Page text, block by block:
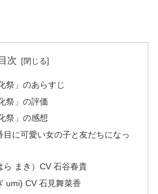
目次
祭」のあらすじ
祭」の評価
祭」の感想
目に可愛い女の子と友だちになっ
ら まき）CV 石谷春貴
umi) CV 石見舞菜香